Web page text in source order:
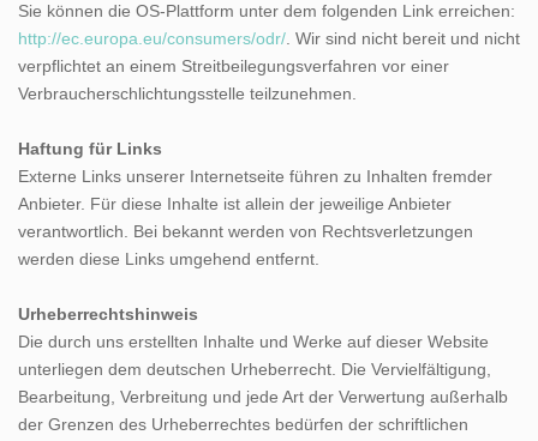
Sie können die OS-Plattform unter dem folgenden Link erreichen:
http://ec.europa.eu/consumers/odr/ . Wir sind nicht bereit und nicht
verpflichtet an einem Streitbeilegungsverfahren vor einer
Verbraucherschlichtungsstelle teilzunehmen.
Haftung für Links
Externe Links unserer Internetseite führen zu Inhalten fremder
Anbieter. Für diese Inhalte ist allein der jeweilige Anbieter
verantwortlich. Bei bekannt werden von Rechtsverletzungen
werden diese Links umgehend entfernt.
Urheberrechtshinweis
Die durch uns erstellten Inhalte und Werke auf dieser Website
unterliegen dem deutschen Urheberrecht. Die Vervielfältigung,
Bearbeitung, Verbreitung und jede Art der Verwertung außerhalb
der Grenzen des Urheberrechtes bedürfen der schriftlichen